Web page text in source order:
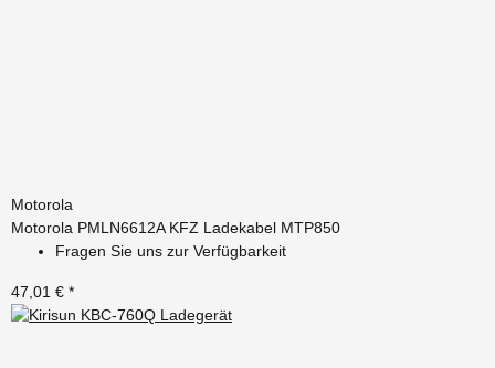
Motorola
Motorola PMLN6612A KFZ Ladekabel MTP850
Fragen Sie uns zur Verfügbarkeit
47,01 € *